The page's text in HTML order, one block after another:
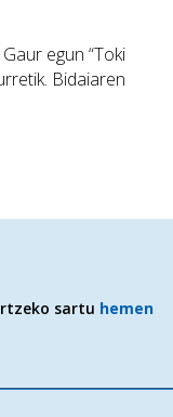
egun “Toki
Bidaiaren
sartu hemen